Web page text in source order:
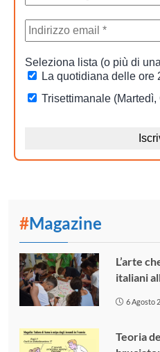
#Magazine
L’arte
italiani
6 Agosto
Teoria